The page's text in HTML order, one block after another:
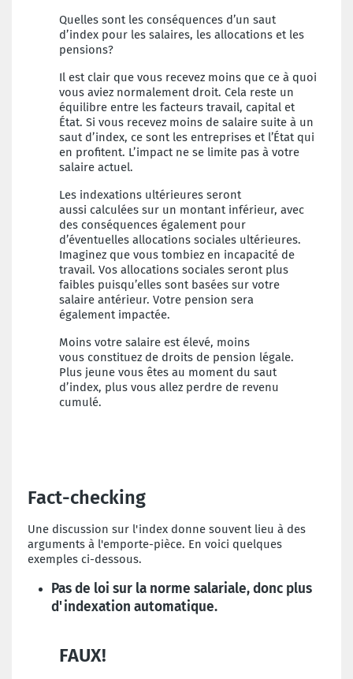
Quelles sont les conséquences d’un saut
d’index pour les salaires, les allocations et les
pensions?
Il est clair que vous recevez moins que ce à quoi
vous aviez normalement droit. Cela reste un
équilibre entre les facteurs travail, capital et
État. Si vous recevez moins de salaire suite à un
saut d’index, ce sont les entreprises et l’État qui
en profitent. L’impact ne se limite pas à votre
salaire actuel.
Les indexations ultérieures seront
aussi calculées sur un montant inférieur, avec
des conséquences également pour
d’éventuelles allocations sociales ultérieures.
Imaginez que vous tombiez en incapacité de
travail. Vos allocations sociales seront plus
faibles puisqu’elles sont basées sur votre
salaire antérieur. Votre pension sera
également impactée.
Moins votre salaire est élevé, moins
vous constituez de droits de pension légale.
Plus jeune vous êtes au moment du saut
d’index, plus vous allez perdre de revenu
cumulé.
Fact-checking
Une discussion sur l'index donne souvent lieu à des
arguments à l'emporte-pièce. En voici quelques
exemples ci-dessous.
Pas de loi sur la norme salariale, donc plus
d'indexation automatique.
FAUX!